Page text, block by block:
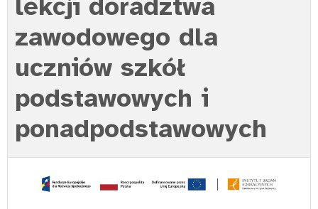
lekcji doradztwa
zawodowego dla
uczniów szkół
podstawowych i
ponadpodstawowych